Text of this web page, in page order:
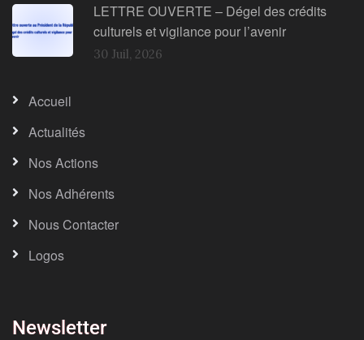
LETTRE OUVERTE – Dégel des crédits
culturels et vigilance pour l’avenir
30 Juil, 2026
Accueil
Actualités
Nos Actions
Nos Adhérents
Nous Contacter
Logos
Newsletter